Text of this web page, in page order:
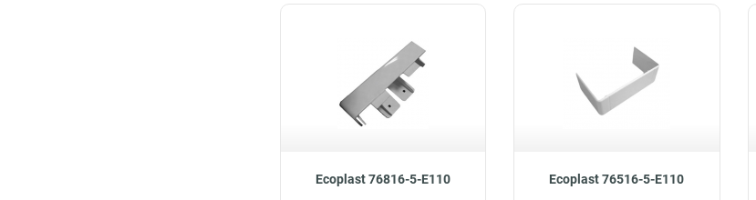
Ecoplast 76816-5-E110 Ecoplast 76516-5-E110